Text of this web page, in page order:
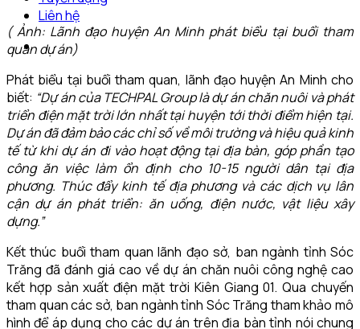
Liên hệ
( Ảnh: Lãnh đạo huyện An Minh phát biểu tại buổi tham
quan dự án)
Phát biểu tại buổi tham quan, lãnh đạo huyện An Minh cho
biết: “Dự án của TECHPAL Group là dự án chăn nuôi và phát
triển điện mặt trời lớn nhất tại huyện tới thời điểm hiện tại.
Dự án đã đảm bảo các chỉ số về môi trường và hiệu quả kinh
tế từ khi dự án đi vào hoạt động tại địa bàn, góp phần tạo
công ăn việc làm ổn định cho 10-15 người dân tại địa
phương. Thúc đẩy kinh tế địa phương và các dịch vụ lân
cận dự án phát triển: ăn uống, điện nước, vật liệu xây
dựng.”
Kết thúc buổi tham quan lãnh đạo sở, ban ngành tỉnh Sóc
Trăng đã đánh giá cao về dự án chăn nuôi công nghệ cao
kết hợp sản xuất điện mặt trời Kiên Giang 01. Qua chuyến
tham quan các sở, ban ngành tỉnh Sóc Trăng tham khảo mô
hình để áp dụng cho các dự án trên địa bàn tỉnh nói chung